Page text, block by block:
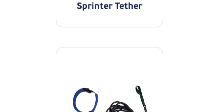
Sprinter Tether